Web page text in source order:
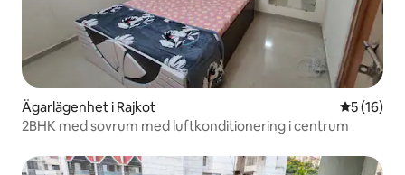
Ägarlägenhet i Rajkot 5 av 5 i
5 (16)
2BHK med sovrum med luftkonditionering i centrum